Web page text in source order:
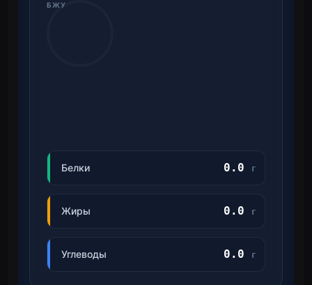
БЖУ
Белки 0.0 г
Жиры 0.0 г
Углеводы 0.0 г